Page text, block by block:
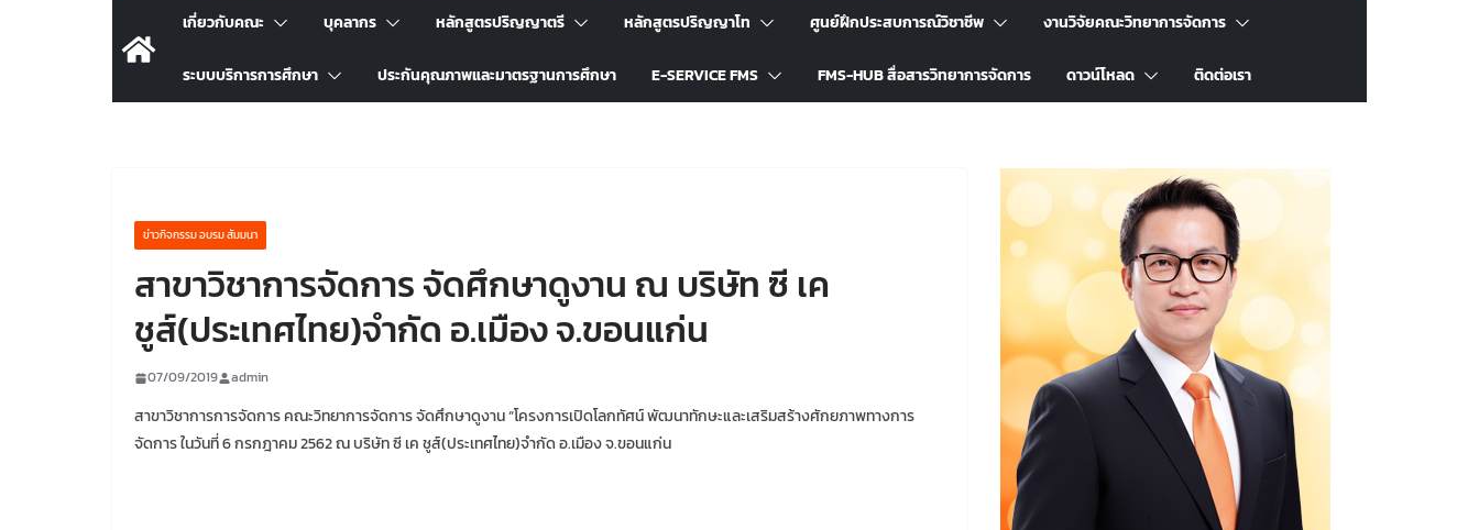
เกี่ยวกับคณะ บุคลากร หลักสูตรปริญญาตรี หลักสูตรปริญญาโท ศูนย์ฝึกประสบการณ์วิชาชีพ งานวิจัยคณะวิทยาการจัดการ
ระบบบริการการศึกษา ประกันคุณภาพและมาตรฐานการศึกษา E-SERVICE FMS FMS-HUB สื่อสารวิทยาการจัดการ ดาวน์โหลด ติดต่อเรา
ข่าวกิจกรรม อบรม สัมมนา
สาขาวิชาการจัดการ จัดศึกษาดูงาน ณ บริษัท ซี เค
ชูส์(ประเทศไทย)จำกัด อ.เมือง จ.ขอนแก่น
07/09/2019 admin
สาขาวิชาการการจัดการ คณะวิทยาการจัดการ จัดศึกษาดูงาน “โครงการเปิดโลกทัศน์ พัฒนาทักษะและเสริมสร้างศักยภาพทางการ
จัดการ ในวันที่ 6 กรกฎาคม 2562 ณ บริษัท ซี เค ชูส์(ประเทศไทย)จำกัด อ.เมือง จ.ขอนแก่น